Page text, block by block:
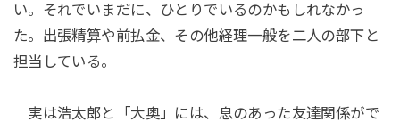
い。それでいまだに、ひとりでいるのかもしれなかっ
た。出張精算や前払金、その他経理一般を二人の部下と
担当している。
実は浩太郎と「大奥」には、息のあった友達関係がで